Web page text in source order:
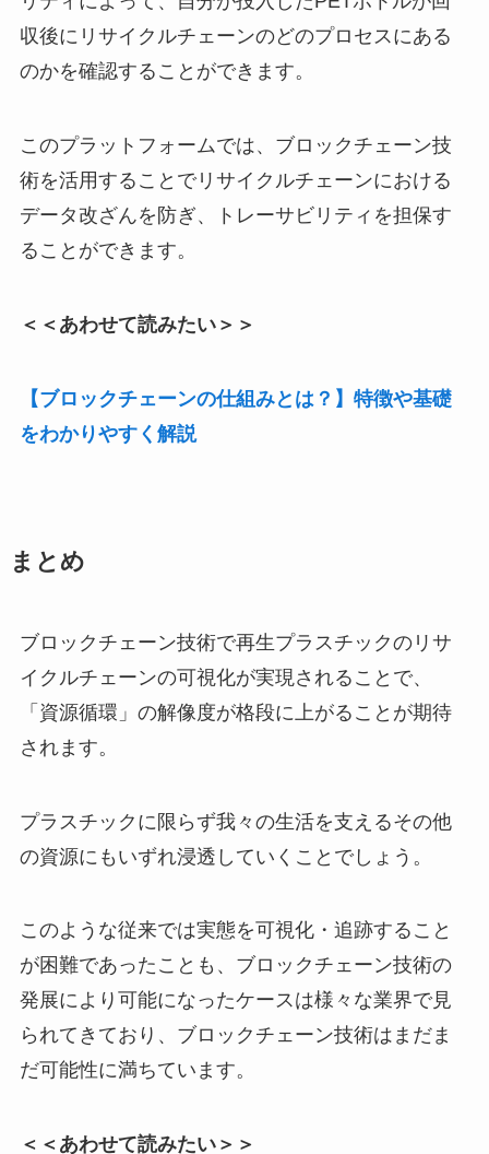
収後にリサイクルチェーンのどのプロセスにある
のかを確認することができます。
このプラットフォームでは、ブロックチェーン技
術を活用することでリサイクルチェーンにおける
データ改ざんを防ぎ、トレーサビリティを担保す
ることができます。
＜＜あわせて読みたい＞＞
【ブロックチェーンの仕組みとは？】特徴や基礎
をわかりやすく解説
まとめ
ブロックチェーン技術で再生プラスチックのリサ
イクルチェーンの可視化が実現されることで、
「資源循環」の解像度が格段に上がることが期待
されます。
プラスチックに限らず我々の生活を支えるその他
の資源にもいずれ浸透していくことでしょう。
このような従来では実態を可視化・追跡すること
が困難であったことも、ブロックチェーン技術の
発展により可能になったケースは様々な業界で見
られてきており、ブロックチェーン技術はまだま
だ可能性に満ちています。
＜＜あわせて読みたい＞＞